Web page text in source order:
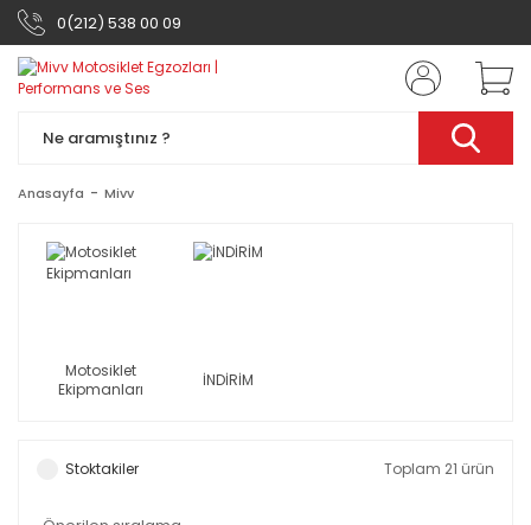
0(212) 538 00 09
Anasayfa Mivv
Motosiklet
Ekipmanları
İNDİRİM
Stoktakiler Toplam 21 ürün